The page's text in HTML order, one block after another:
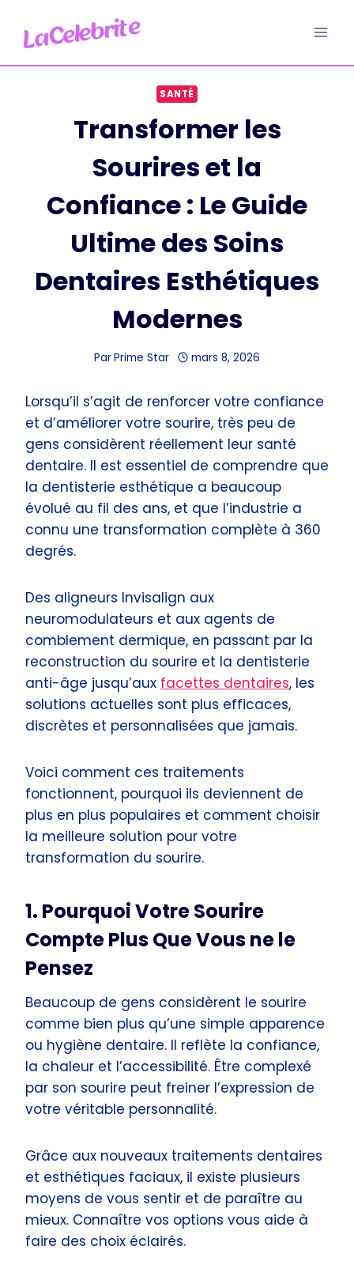
contenu
SANTÉ
Transformer les
Sourires et la
Confiance : Le Guide
Ultime des Soins
Dentaires Esthétiques
Modernes
ParPrime Star mars 8, 2026
Lorsqu’il s’agit de renforcer votre confiance
et d’améliorer votre sourire, très peu de
gens considèrent réellement leur santé
dentaire. Il est essentiel de comprendre que
la dentisterie esthétique a beaucoup
évolué au fil des ans, et que l’industrie a
connu une transformation complète à 360
degrés.
Des aligneurs Invisalign aux
neuromodulateurs et aux agents de
comblement dermique, en passant par la
reconstruction du sourire et la dentisterie
anti-âge jusqu’aux facettes dentaires, les
solutions actuelles sont plus efficaces,
discrètes et personnalisées que jamais.
Voici comment ces traitements
fonctionnent, pourquoi ils deviennent de
plus en plus populaires et comment choisir
la meilleure solution pour votre
transformation du sourire.
1. Pourquoi Votre Sourire
Compte Plus Que Vous ne le
Pensez
Beaucoup de gens considèrent le sourire
comme bien plus qu’une simple apparence
ou hygiène dentaire. Il reflète la confiance,
la chaleur et l’accessibilité. Être complexé
par son sourire peut freiner l’expression de
votre véritable personnalité.
Grâce aux nouveaux traitements dentaires
et esthétiques faciaux, il existe plusieurs
moyens de vous sentir et de paraître au
mieux. Connaître vos options vous aide à
faire des choix éclairés.